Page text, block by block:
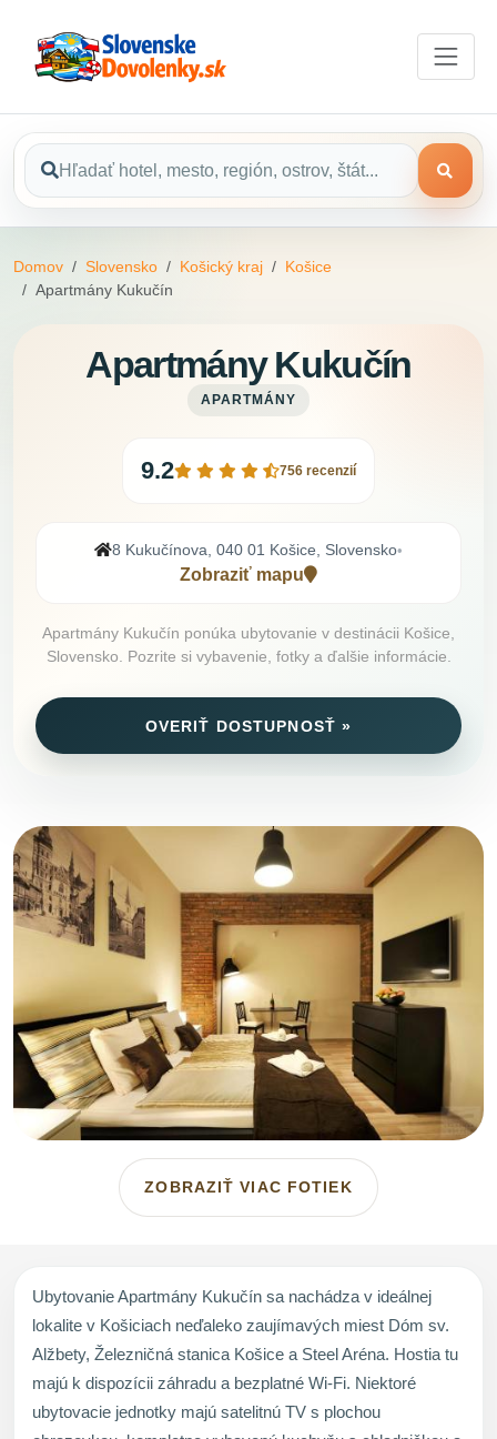
Domov Slovensko Košický kraj
Košice
Apartmány Kukučín
Apartmány Kukučín
APARTMÁNY
9.2 756 recenzií
8 Kukučínova, 040 01 Košice, Slovensko•
Zobraziť mapu
Apartmány Kukučín ponúka ubytovanie v destinácii Košice,
Slovensko. Pozrite si vybavenie, fotky a ďalšie informácie.
OVERIŤ DOSTUPNOSŤ »
ZOBRAZIŤ VIAC FOTIEK
Ubytovanie Apartmány Kukučín sa nachádza v ideálnej
lokalite v Košiciach neďaleko zaujímavých miest Dóm sv.
Alžbety, Železničná stanica Košice a Steel Aréna. Hostia tu
majú k dispozícii záhradu a bezplatné Wi-Fi. Niektoré
ubytovacie jednotky majú satelitnú TV s plochou